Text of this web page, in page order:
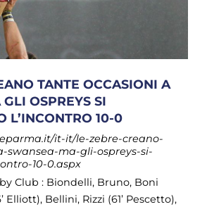
TANTE OCCASIONI A
OSPREYS SI
L’INCONTRO 10-0
it-it/le-zebre-creano-
swansea-ma-gli-ospreys-si-
10-0.aspx
Club : Biondelli, Bruno, Boni
Elliott), Bellini, Rizzi (61’ Pescetto),